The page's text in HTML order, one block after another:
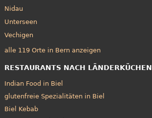
Nidau
Unterseen
Vechigen
alle 119 Orte in Bern anzeigen
RESTAURANTS NACH LÄNDERKÜCHEN
Indian Food in Biel
glutenfreie Spezialitäten in Biel
Biel Kebab